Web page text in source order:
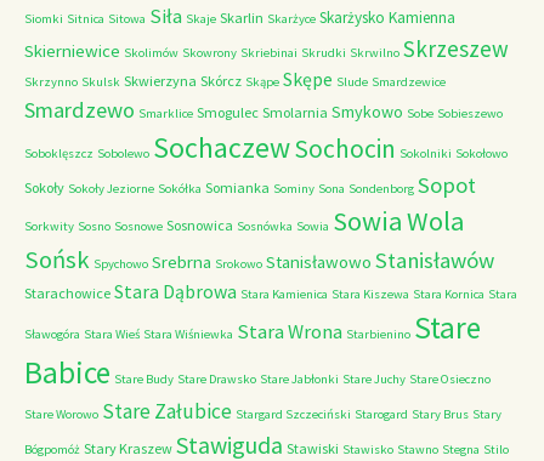
Siomki Sitnica Sitowa Siła Skaje Skarlin Skarżyce Skarżysko Kamienna
Skierniewice Skolimów Skowrony Skriebinai Skrudki Skrwilno Skrzeszew
Skrzynno Skulsk Skwierzyna Skórcz Skąpe Skępe Slude Smardzewice
Smardzewo Smarklice Smogulec Smolarnia Smykowo Sobe Sobieszewo
Soboklęszcz Sobolewo SochaczewSochocin Sokolniki Sokołowo
Sokoły Sokoły Jeziorne Sokółka Somianka Sominy Sona Sondenborg Sopot
Sorkwity Sosno Sosnowe Sosnowica Sosnówka Sowia Sowia Wola
Sońsk Spychowo Srebrna Srokowo Stanisławowo Stanisławów
Starachowice Stara Dąbrowa Stara Kamienica Stara Kiszewa Stara Kornica Stara
Sławogóra Stara Wieś Stara Wiśniewka Stara Wrona Starbienino Stare
Babice Stare Budy Stare Drawsko Stare Jabłonki Stare Juchy Stare Osieczno
Stare Worowo Stare Załubice Stargard Szczeciński Starogard Stary Brus Stary
Bógpomóż Stary Kraszew Stawiguda Stawiski Stawisko Stawno Stegna Stilo